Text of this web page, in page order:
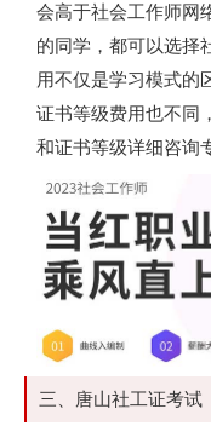
会高于社会工作师网
的同学，都可以选择
用不仅是学习模式的
证书等级费用也不同
和证书等级详细咨询
三、唐山社工证考试